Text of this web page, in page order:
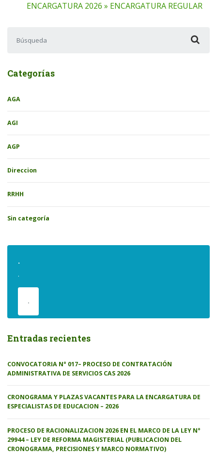
ENCARGATURA 2026 » ENCARGATURA REGULAR
Categorías
AGA
AGI
AGP
Direccion
RRHH
Sin categoría
.
.
.
Entradas recientes
CONVOCATORIA N° 017– PROCESO DE CONTRATACIÓN
ADMINISTRATIVA DE SERVICIOS CAS 2026
CRONOGRAMA Y PLAZAS VACANTES PARA LA ENCARGATURA DE
ESPECIALISTAS DE EDUCACION – 2026
PROCESO DE RACIONALIZACION 2026 EN EL MARCO DE LA LEY N°
29944 – LEY DE REFORMA MAGISTERIAL (PUBLICACION DEL
CRONOGRAMA, PRECISIONES Y MARCO NORMATIVO)